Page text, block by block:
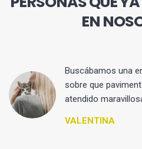
EN
Buscábamos una
sobre que
atendido
VALENTINA